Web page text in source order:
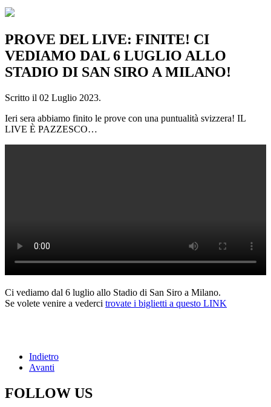
PROVE DEL LIVE: FINITE! CI
VEDIAMO DAL 6 LUGLIO ALLO
STADIO DI SAN SIRO A MILANO!
Scritto il 02 Luglio 2023.
Ieri sera abbiamo finito le prove con una puntualità svizzera! IL
LIVE È PAZZESCO…
Ci vediamo dal 6 luglio allo Stadio di San Siro a Milano.
Se volete venire a vederci trovate i biglietti a questo LINK
Indietro
Avanti
FOLLOW US